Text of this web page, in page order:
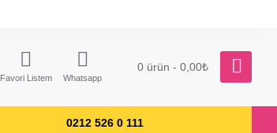
Favori Listem Whatsapp
0 ürün - 0,00₺
0212 526 0 111